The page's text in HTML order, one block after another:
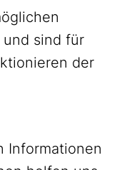
sind für
der
Informationen